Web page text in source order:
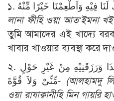
লানা ফীহি ওয়া আত‘ইমনা
তুমি আমাদের এই খাদ্যে
খাবার খাওয়ার ব্যবস্থা করে
২. اَلْحَمْدُ لِلَّهِ الَّذِىْ اَطْعَمَنِىْ هَذَا وَرَزَقَنِيْهِ مِنْ غَيْرِ حَوْلٍ
مِّنِّىْ وَلاَ قُوَّةَ- (আলহামদু
ওয়া রাযাক্বানীহি মিন গায়রি